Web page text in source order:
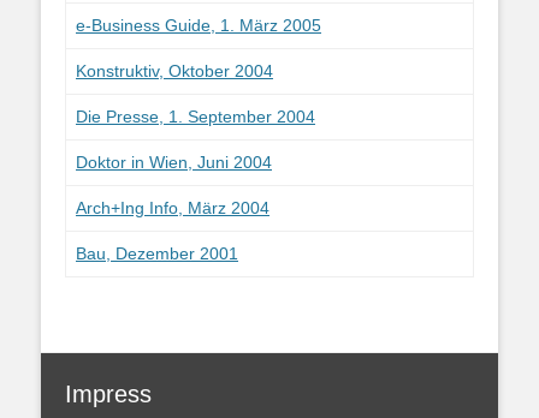
e-Business Guide, 1. März 2005
Konstruktiv, Oktober 2004
Die Presse, 1. September 2004
Doktor in Wien, Juni 2004
Arch+Ing Info, März 2004
Bau, Dezember 2001
Impress